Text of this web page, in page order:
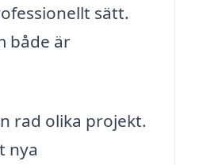
sätt.
både är
rad olika projekt.
nya